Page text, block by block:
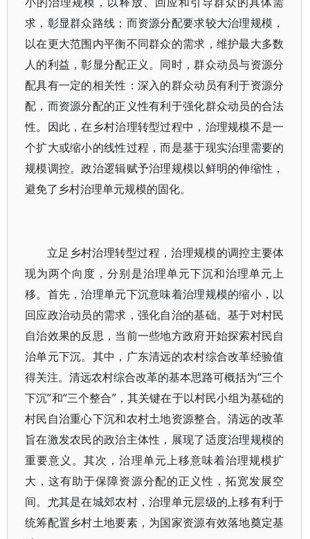
求，彰显群众路线；而资源分配要求较大治理规模，
以在更大范围内平衡不同群众的需求，维护最大多数
人的利益，彰显分配正义。同时，群众动员与资源分
配具有一定的相关性：深入的群众动员有利于资源分
配，而资源分配的正义性有利于强化群众动员的合法
性。因此，在乡村治理转型过程中，治理规模不是一
个扩大或缩小的线性过程，而是基于现实治理需要的
规模调控。政治逻辑赋予治理规模以鲜明的伸缩性，
避免了乡村治理单元规模的固化。
立足乡村治理转型过程，治理规模的调控主要体
现为两个向度，分别是治理单元下沉和治理单元上
移。首先，治理单元下沉意味着治理规模的缩小，以
回应政治动员的需求，强化自治的基础。基于对村民
自治效果的反思，当前一些地方政府开始探索村民自
治单元下沉。其中，广东清远的农村综合改革经验值
得关注。清远农村综合改革的基本思路可概括为“三个
下沉”和“三个整合”，其关键在于以村民小组为基础的
村民自治重心下沉和农村土地资源整合。清远的改革
旨在激发农民的政治主体性，展现了适度治理规模的
重要意义。其次，治理单元上移意味着治理规模扩
大，这有助于保障资源分配的正义性，拓宽发展空
间。尤其是在城郊农村，治理单元层级的上移有利于
统筹配置乡村土地要素，为国家资源有效落地奠定基